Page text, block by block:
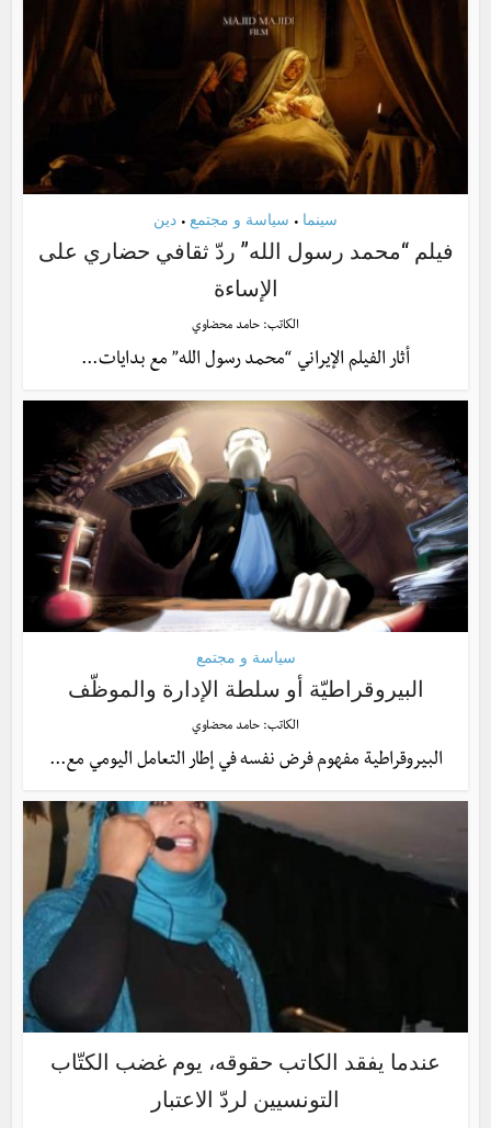
دين • سياسة و مجتمع • سينما
فيلم “محمد رسول الله” ردّ ثقافي حضاري على
الإساءة
الكاتب: حامد محضاوي
أثار الفيلم الإيراني “محمد رسول الله” مع بدايات...
سياسة و مجتمع
البيروقراطيّة أو سلطة الإدارة والموظّف
الكاتب: حامد محضاوي
البيروقراطية مفهوم فرض نفسه في إطار التعامل اليومي مع...
عندما يفقد الكاتب حقوقه، يوم غضب الكتّاب
التونسيين لردّ الاعتبار